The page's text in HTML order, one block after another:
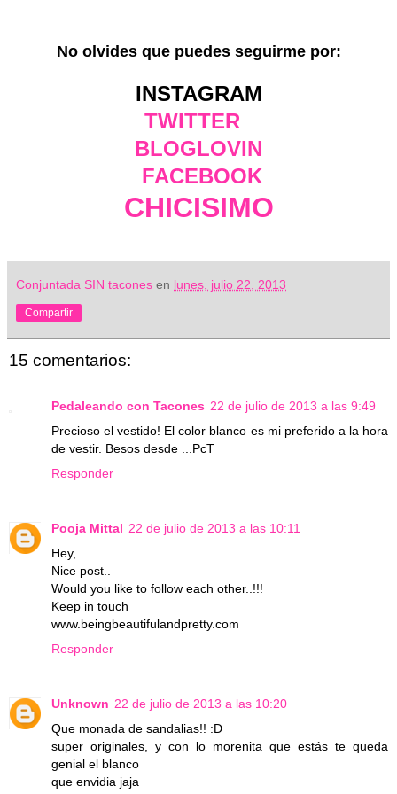
No olvides que puedes seguirme por:
INSTAGRAM
TWITTER
BLOGLOVIN
FACEBOOK
CHICISIMO
Conjuntada SIN tacones en lunes, julio 22, 2013
Compartir
15 comentarios:
Pedaleando con Tacones 22 de julio de 2013 a las 9:49
Precioso el vestido! El color blanco es mi preferido a la hora
de vestir. Besos desde ...PcT
Responder
Pooja Mittal 22 de julio de 2013 a las 10:11
Hey,
Nice post..
Would you like to follow each other..!!!
Keep in touch
www.beingbeautifulandpretty.com
Responder
Unknown 22 de julio de 2013 a las 10:20
Que monada de sandalias!! :D
super originales, y con lo morenita que estás te queda
genial el blanco
que envidia jaja